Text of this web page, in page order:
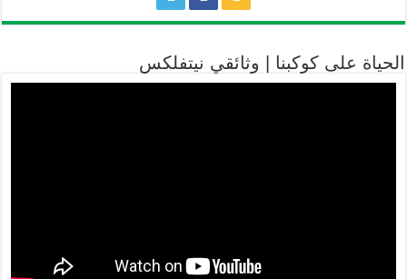
الحياة على كوكبنا | وثائقي نيتفلكس